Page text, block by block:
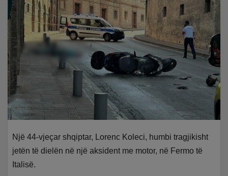
Një 44-vjeçar shqiptar, Lorenc Koleci, humbi tragjikisht
jetën të dielën në një aksident me motor, në Fermo të
Italisë.